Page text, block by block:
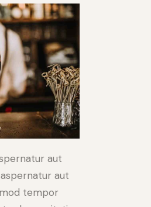
aut
aut
tempor